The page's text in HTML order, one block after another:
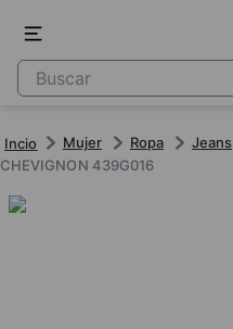
Mujer Ropa Jeans
CHEVIGNON 439G016